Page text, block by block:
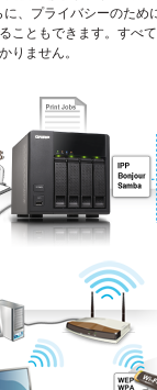
、プライバシーのため
こともできます。すべ
りません。